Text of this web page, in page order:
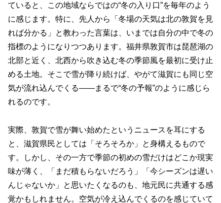
ていると、この地域ならではの“冬の入り口”を毎年のよう
に感じます。特に、先人から「冬場の天気は北の敦賀を見
れば分かる」と教わった言葉は、いまでは自分の中で冬の
指標のようになりつつあります。福井県敦賀市は琵琶湖の
北部と近く、北西から吹き込む冬の季節風を最初に受け止
める土地。そこで雪が降り続けば、やがて滋賀にも同じ空
気が流れ込んでくる――まるで“冬の予報”のように感じら
れるのです。
実際、敦賀で雪が舞い始めたというニュースを耳にする
と、滋賀県民としては「そろそろか」と身構えるもので
す。しかし、その一方で季節の初めの雪だけはどこか現実
味が薄く、「まだ積もらないだろう」「今シーズンは遅い
んじゃないか」と思いたくなるのも、地元民に共通する感
覚かもしれません。空気が冷え込んでくるのを感じていて